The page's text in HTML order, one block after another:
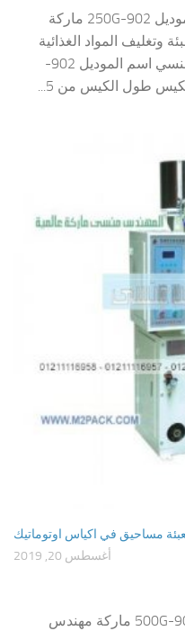
مكائن تعبئة وتغليف المواد الغذائية موديل 902-250G ماركة
المواد الغذائية
موديل 902-250G ماركة مهندس منسي اسم الموديل 902-
مساحيق في اكياس اوتوماتيك
أغسطس 20, 2019
مكينة تعبئة المواد الغذائية موديل 902-500G ماركة مهندس